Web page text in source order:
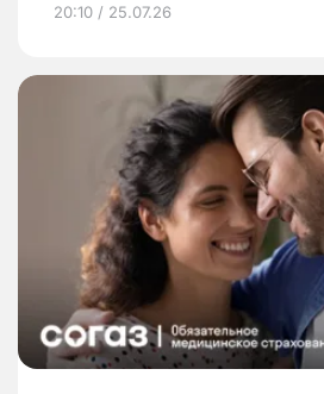
20:10 / 25.07.26